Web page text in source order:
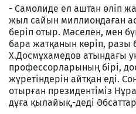
- Самолиде ел аштан өліп
жыл сайын миллиондаған
беріп отыр. Мәселен, мен
бара жатқанын көріп, разы
Х.Досмұхамедов атындағы
профессорларының бірі,
жүретіндерін айтқан еді.
отырған президентіміз
дұға қылайық,-деді